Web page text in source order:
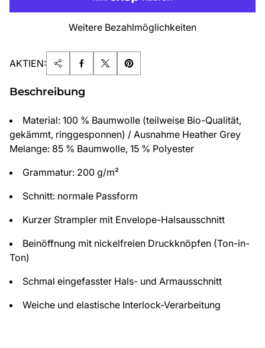
Weitere Bezahlmöglichkeiten
AKTIEN:
Beschreibung
Material: 100 % Baumwolle (teilweise Bio-Qualität,
gekämmt, ringgesponnen) / Ausnahme Heather Grey
Melange: 85 % Baumwolle, 15 % Polyester
Grammatur: 200 g/m²
Schnitt: normale Passform
Kurzer Strampler mit Envelope-Halsausschnitt
Beinöffnung mit nickelfreien Druckknöpfen (Ton-in-
Ton)
Schmal eingefasster Hals- und Armausschnitt
Weiche und elastische Interlock-Verarbeitung